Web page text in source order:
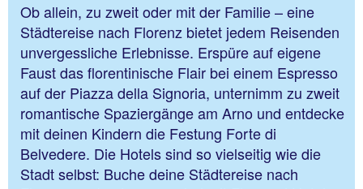
Ob allein, zu zweit oder mit der Familie – eine
Städtereise nach Florenz bietet jedem Reisenden
unvergessliche Erlebnisse. Erspüre auf eigene
Faust das florentinische Flair bei einem Espresso
auf der Piazza della Signoria, unternimm zu zweit
romantische Spaziergänge am Arno und entdecke
mit deinen Kindern die Festung Forte di
Belvedere. Die Hotels sind so vielseitig wie die
Stadt selbst: Buche deine Städtereise nach